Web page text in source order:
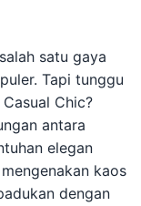
satu gaya
Tapi tunggu
Chic?
antara
elegan
kaos
dengan